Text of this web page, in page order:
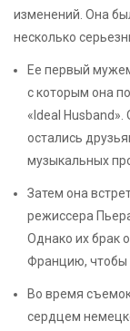
изменений. Она
несколько
Ее первый
с которым она
«Ideal Husband».
остались
музыкальных
Затем она
режиссера
Однако их брак
Францию, чтобы
Во время
сердцем